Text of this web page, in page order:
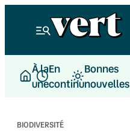
À la
une
En
continu
Bonnes
nouvelles
BIODIVERSITÉ